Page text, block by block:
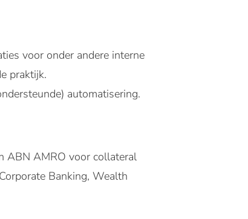
voor onder andere interne
praktijk.
automatisering.
ABN AMRO voor collateral
Banking, Wealth